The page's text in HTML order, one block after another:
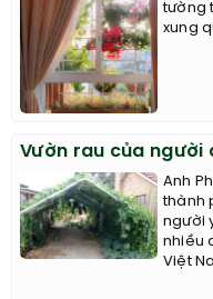
tường
xung
Vườn rau của người
Anh
thành
người
nhiều
Việt